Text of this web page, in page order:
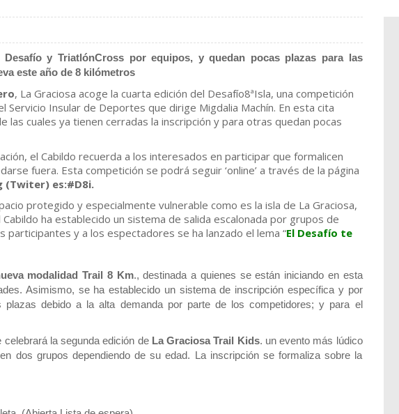
y TriatlónCross por equipos, y quedan pocas plazas para las
este año de 8 kilómetros
, La Graciosa acoge la cuarta edición del Desafío8ªIsla, una competición
Insular de Deportes que dirige Migdalia Machín. En esta cita
las cuales ya tienen cerradas la inscripción y para otras quedan pocas
el Cabildo recuerda a los interesados en participar que formalicen
fuera. Esta competición se podrá seguir ‘online’ a través de la página
(Twiter) es:#D8i.
protegido y especialmente vulnerable como es la isla de La Graciosa,
ha establecido un sistema de salida escalonada por grupos de
y a los espectadores se ha lanzado el lema “El Desafío te
modalidad Trail 8 Km., destinada a quienes se están iniciando en esta
Asimismo, se ha establecido un sistema de inscripción específica y por
plazas debido a la alta demanda por parte de los competidores; y para el
celebrará la segunda edición de La Graciosa Trail Kids. un evento más lúdico
dos grupos dependiendo de su edad. La inscripción se formaliza sobre la